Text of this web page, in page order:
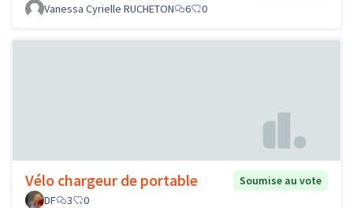
Vanessa Cyrielle RUCHETON
6 0
Vélo chargeur de portable
Soumise au vote
DF
3 0